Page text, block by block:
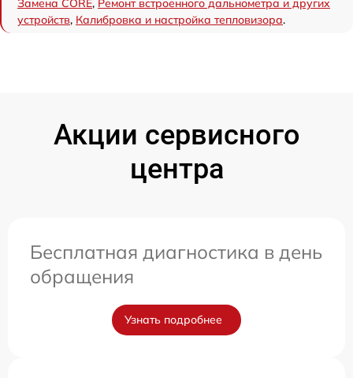
Замена CORE, Ремонт встроенного дальнометра и других
устройств, Калибровка и настройка тепловизора.
Акции сервисного
центра
Бесплатная диагностика в день
обращения
Узнать подробнее